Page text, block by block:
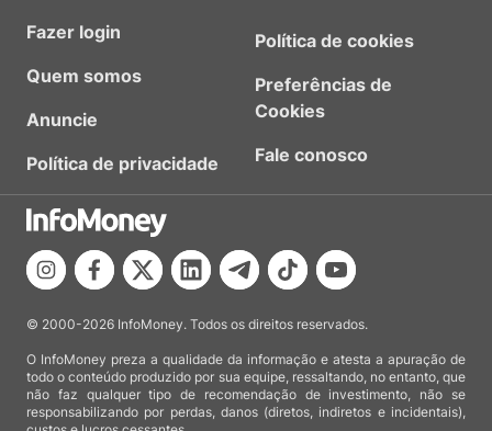
Fazer login
Quem somos
Anuncie
Política de privacidade
Política de cookies
Preferências de
Cookies
Fale conosco
© 2000-2026 InfoMoney. Todos os direitos reservados.
O InfoMoney preza a qualidade da informação e atesta a apuração de
todo o conteúdo produzido por sua equipe, ressaltando, no entanto, que
não faz qualquer tipo de recomendação de investimento, não se
responsabilizando por perdas, danos (diretos, indiretos e incidentais),